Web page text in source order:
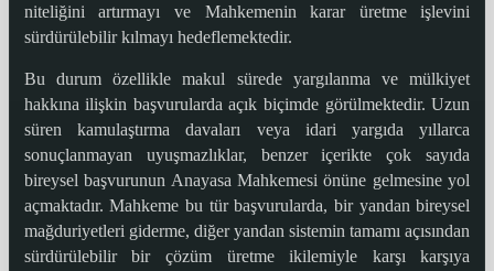
niteliğini artırmayı ve Mahkemenin karar üretme işlevini
sürdürülebilir kılmayı hedeflemektedir.
Bu durum özellikle makul sürede yargılanma ve mülkiyet
hakkına ilişkin başvurularda açık biçimde görülmektedir. Uzun
süren kamulaştırma davaları veya idari yargıda yıllarca
sonuçlanmayan uyuşmazlıklar, benzer içerikte çok sayıda
bireysel başvurunun Anayasa Mahkemesi önüne gelmesine yol
açmaktadır. Mahkeme bu tür başvurularda, bir yandan bireysel
mağduriyetleri giderme, diğer yandan sistemin tamamı açısından
sürdürülebilir bir çözüm üretme ikilemiyle karşı karşıya